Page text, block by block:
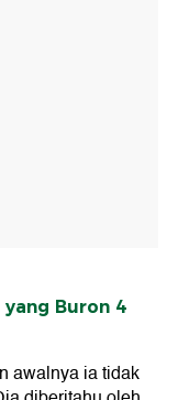
Buron 4
awalnya ia tidak